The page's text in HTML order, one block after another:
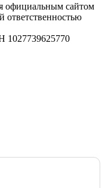
официальным сайтом
ответственностью